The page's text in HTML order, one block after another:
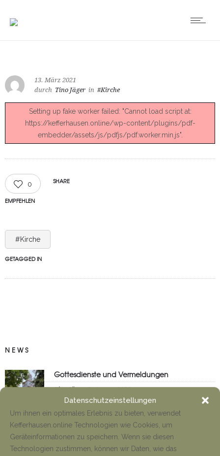
Datenschutzeinstellungen
Um ihnen ein optimales Erlebnis zu bieten, verwendet
Kefferhausen.online Technologien wie Cookies, um
Geräteinformationen zu speichern. Wenn sie diesen
Technologien zustimmen, können wir Daten, wie das
13. März 2021
durch Tino Jäger in #Kirche
Setting up fake worker failed: "Cannot load script at:
https://kefferhausen.online/wp-content/plugins/pdf-
embedder/assets/js/pdfjs/pdf.worker.min.js".
0
EMPFEHLEN
SHARE
#Kirche
GETAGGED IN
NEWS
Gottesdienste und Vermeldungen
Tino Jäger 8. August 2026
Anfahrt Cyriakuswallfahrt